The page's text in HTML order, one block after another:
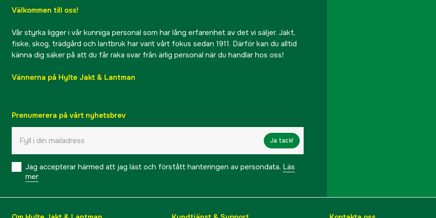
Välkommen till oss!
Vår styrka ligger i vår kunniga personal som har lång erfarenhet av det vi säljer. Jakt,
fiske, skog, trädgård och lantbruk har varit vårt fokus sedan 1911. Därför kan du alltid
känna dig säker på att du får raka svar från ärlig personal när du handlar hos oss!
Vännerna på Hylte Jakt & Lantman
Prenumerera på vårt nyhetsbrev
Ja tack!
Jag accepterar härmed att jag läst och förstått hanteringen av persondata. Läs
mer